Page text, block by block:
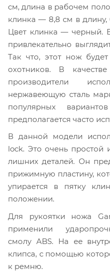
см, длина в рабочем
клинка — 8,8 см в
Цвет клинка — черный.
привлекательно
Так что, этот нож
охотников. В
производители
нержавеющую сталь
популярных
предполагается часто
В данной модели
lock. Это очень
лишних деталей. Он
прижимную пластину,
упирается в пятку
положении.
Для рукоятки ножа
применили
смолу ABS. На ее
клипса, с помощью
к ремню.